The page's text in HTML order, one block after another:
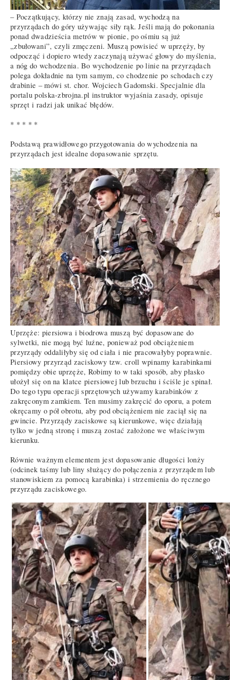
– Początkujący, którzy nie znają zasad, wychodzą na
przyrządach do góry używając siły rąk. Jeśli mają do pokonania
ponad dwadzieścia metrów w pionie, po ośmiu są już
„zbułowani”, czyli zmęczeni. Muszą powisieć w uprzęży, by
odpocząć i dopiero wtedy zaczynają używać głowy do myślenia,
a nóg do wchodzenia. Bo wychodzenie po linie na przyrządach
polega dokładnie na tym samym, co chodzenie po schodach czy
drabinie – mówi st. chor. Wojciech Gadomski. Specjalnie dla
portalu polska-zbrojna.pl instruktor wyjaśnia zasady, opisuje
sprzęt i radzi jak unikać błędów.
* * * * *
Podstawą prawidłowego przygotowania do wychodzenia na
przyrządach jest idealne dopasowanie sprzętu.
Uprzęże: piersiowa i biodrowa muszą być dopasowane do
sylwetki, nie mogą być luźne, ponieważ pod obciążeniem
przyrządy oddaliłyby się od ciała i nie pracowałyby poprawnie.
Piersiowy przyrząd zaciskowy tzw. croll wpinamy karabinkami
pomiędzy obie uprzęże, Robimy to w taki sposób, aby płasko
ułożył się on na klatce piersiowej lub brzuchu i ściśle je spinał.
Do tego typu operacji sprzętowych używamy karabinków z
zakręconym zamkiem. Ten musimy zakręcić do oporu, a potem
okręcamy o pół obrotu, aby pod obciążeniem nie zaciął się na
gwincie. Przyrządy zaciskowe są kierunkowe, więc działają
tylko w jedną stronę i muszą zostać założone we właściwym
kierunku.
Równie ważnym elementem jest dopasowanie długości lonży
(odcinek taśmy lub liny służący do połączenia z przyrządem lub
stanowiskiem za pomocą karabinka) i strzemienia do ręcznego
przyrządu zaciskowego.